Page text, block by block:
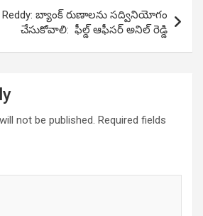
Reddy: బ్యాంక్ రుణాలను సద్వినియోగం
చేసుకోవాలి: ఫీల్డ్ ఆఫీసర్ అనిల్ రెడ్డి
not be published. Required fields